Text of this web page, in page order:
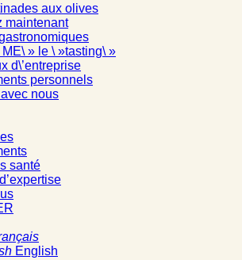
aux olives
maintenant
» le \ »tasting\ »
d\’entreprise
personnels
nous
santé
English